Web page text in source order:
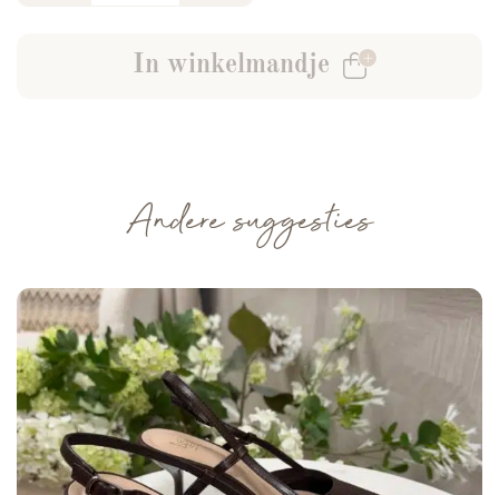
In winkelmandje
Andere suggesties